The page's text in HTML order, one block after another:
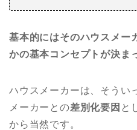
基本的にはそのハウスメー
かの基本コンセプトが決ま
ハウスメーカーは、そうい
メーカーとの差別化要因 と
から当然です。